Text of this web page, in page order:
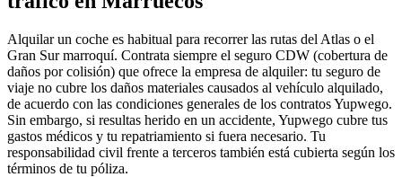
Alquilar un coche es habitual para recorrer las rutas del Atlas o el
Gran Sur marroquí. Contrata siempre el seguro CDW (cobertura de
daños por colisión) que ofrece la empresa de alquiler: tu seguro de
viaje no cubre los daños materiales causados al vehículo alquilado,
de acuerdo con las condiciones generales de los contratos Yupwego.
Sin embargo, si resultas herido en un accidente, Yupwego cubre tus
gastos médicos y tu repatriamiento si fuera necesario. Tu
responsabilidad civil frente a terceros también está cubierta según los
términos de tu póliza.